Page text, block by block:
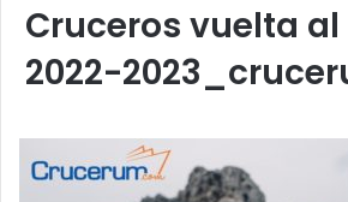
Cruceros vuelta
2022-